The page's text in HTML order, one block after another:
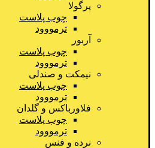
پرگولا
چوب پلاست
ترمووود
آربور
چوب پلاست
ترمووود
نیمکت و صندلی
چوب پلاست
ترمووود
فلاورباکس و گلدان
چوب پلاست
ترمووود
نرده و فنس